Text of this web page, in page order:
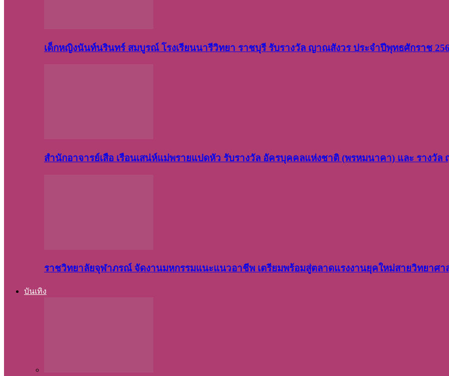
เด็กหญิงนันท์นรินทร์ สมบูรณ์ โรงเรียนนารีวิทยา ราชบุรี รับรางวัล ญาณสังวร ประจำปีพุทธศักราช
สำนักอาจารย์เสือ เรือนเสน่ห์แม่พรายแปดหัว รับรางวัล อัครบุคคลแห่งชาติ (พรหมนาคา) และ รางวัล
ราชวิทยาลัยจุฬาภรณ์ จัดงานมหกรรมแนะแนวอาชีพ เตรียมพร้อมสู่ตลาดแรงงานยุคใหม่สายวิทยาศ
บันเทิง